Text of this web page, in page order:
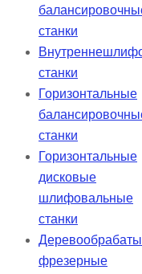
станки
станки
Горизонтальные
станки
Горизонтальные
дисковые
шлифовальные
станки
фрезерные